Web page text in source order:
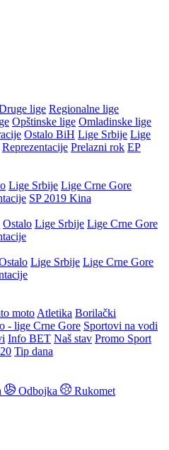
lige Regionalne lige
Opštinske lige Omladinske lige
Ostalo BiH Lige Srbije Lige
Reprezentacije Prelazni rok EP
Lige Srbije Lige Crne Gore
SP 2019 Kina
Ostalo Lige Srbije Lige Crne Gore
Lige Srbije Lige Crne Gore
moto Atletika Borilački
- lige Crne Gore Sportovi na vodi
Info BET Naš stav Promo Sport
Tip dana
Odbojka
Rukomet